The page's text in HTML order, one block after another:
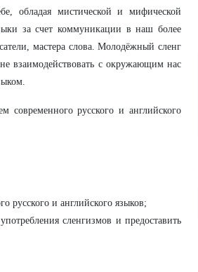
обладая мистической и мифической
за счет коммуникации в наш более
мастера слова. Молодёжный сленг
взаимодействовать с окружающим нас
современного русского и английского
русского и английского языков;
сленгизмов и предоставить